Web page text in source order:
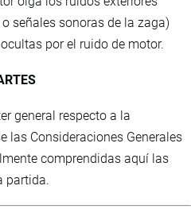
señales sonoras de la zaga)
por el ruido de motor.
general respecto a la
las Consideraciones Generales
comprendidas aquí las
partida.